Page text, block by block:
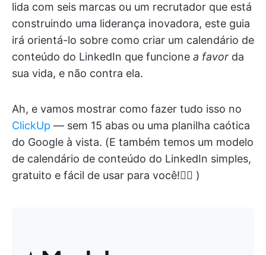
lida com seis marcas ou um recrutador que está
construindo uma liderança inovadora, este guia
irá orientá-lo sobre como criar um calendário de
conteúdo do LinkedIn que funcione a favor da
sua vida, e não contra ela.
Ah, e vamos mostrar como fazer tudo isso no
ClickUp — sem 15 abas ou uma planilha caótica
do Google à vista. (E também temos um modelo
de calendário de conteúdo do LinkedIn simples,
gratuito e fácil de usar para você!👇🏼 )